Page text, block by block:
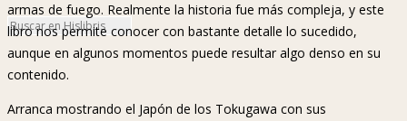
armas de fuego. Realmente la historia fue más compleja, y este
libro nos permite conocer con bastante detalle lo sucedido,
aunque en algunos momentos puede resultar algo denso en su
contenido.
Arranca mostrando el Japón de los Tokugawa con sus